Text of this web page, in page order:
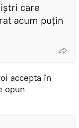
care
acum puțin
accepta în
opun